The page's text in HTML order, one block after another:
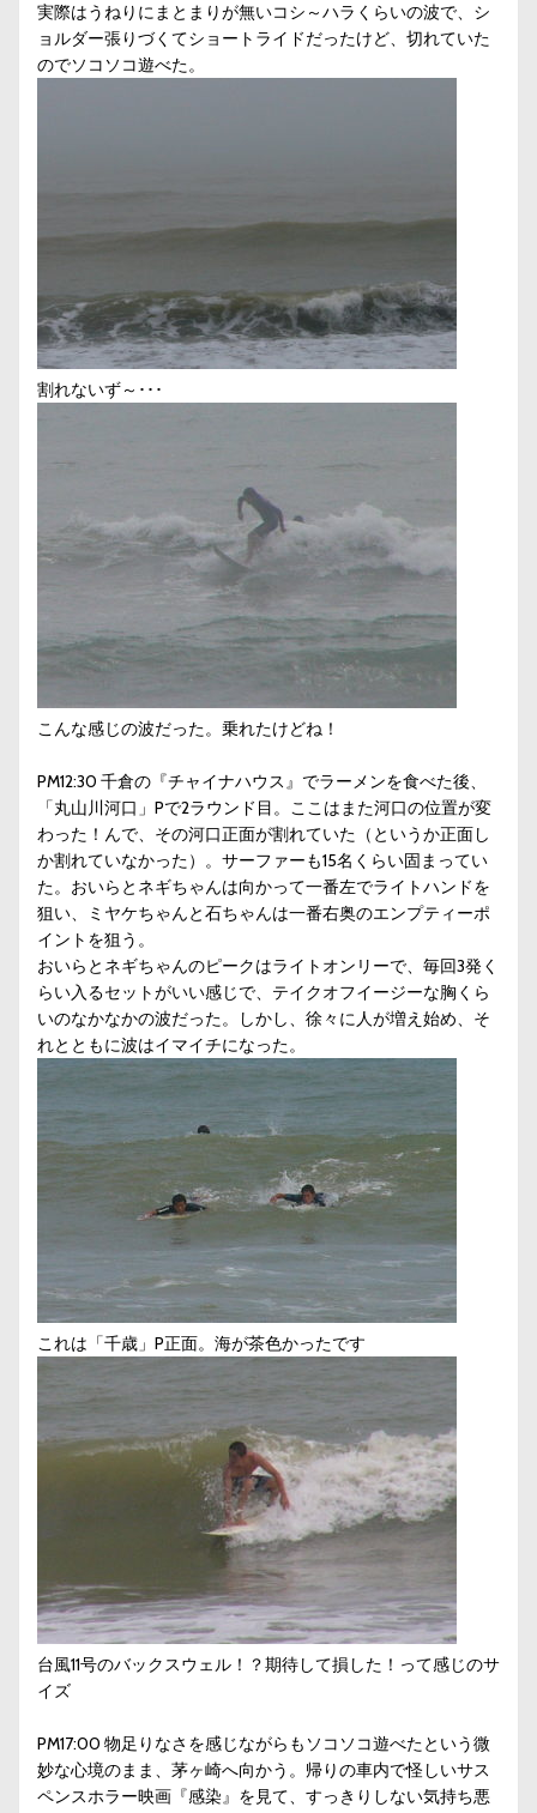
実際はうねりにまとまりが無いコシ～ハラくらいの波で、シ
ョルダー張りづくてショートライドだったけど、切れていた
のでソコソコ遊べた。
割れないず～･･･
こんな感じの波だった。乗れたけどね！
PM12:30 千倉の『チャイナハウス』でラーメンを食べた後、
「丸山川河口」Pで2ラウンド目。ここはまた河口の位置が変
わった！んで、その河口正面が割れていた（というか正面し
か割れていなかった）。サーファーも15名くらい固まってい
た。おいらとネギちゃんは向かって一番左でライトハンドを
狙い、ミヤケちゃんと石ちゃんは一番右奥のエンプティーポ
イントを狙う。
おいらとネギちゃんのピークはライトオンリーで、毎回3発く
らい入るセットがいい感じで、テイクオフイージーな胸くら
いのなかなかの波だった。しかし、徐々に人が増え始め、そ
れとともに波はイマイチになった。
これは「千歳」P正面。海が茶色かったです
台風11号のバックスウェル！？期待して損した！って感じのサ
イズ
PM17:00 物足りなさを感じながらもソコソコ遊べたという微
妙な心境のまま、茅ヶ崎へ向かう。帰りの車内で怪しいサス
ペンスホラー映画『感染』を見て、すっきりしない気持ち悪